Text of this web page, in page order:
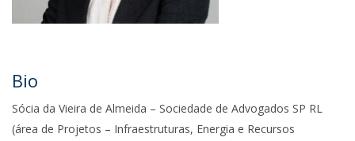
Bio
Sócia da Vieira de Almeida – Sociedade de Advogados SP RL
(área de Projetos – Infraestruturas, Energia e Recursos